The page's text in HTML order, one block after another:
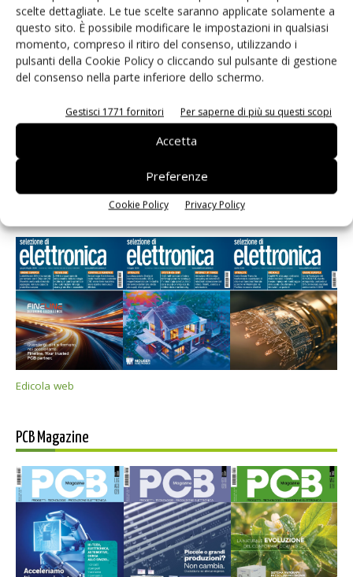
scelte dettagliate. Le tue scelte saranno applicate solamente a
questo sito. È possibile modificare le impostazioni in qualsiasi
momento, compreso il ritiro del consenso, utilizzando i
pulsanti della Cookie Policy o cliccando sul pulsante di gestione
del consenso nella parte inferiore dello schermo.
Gestisci 1771 fornitori Per saperne di più su questi scopi
Accetta
Preferenze
Cookie Policy Privacy Policy
Salva il mio nome, email e sito web in questo browser per i
prossimi commenti.
Selezione di elettronica
Edicola web
PCB Magazine